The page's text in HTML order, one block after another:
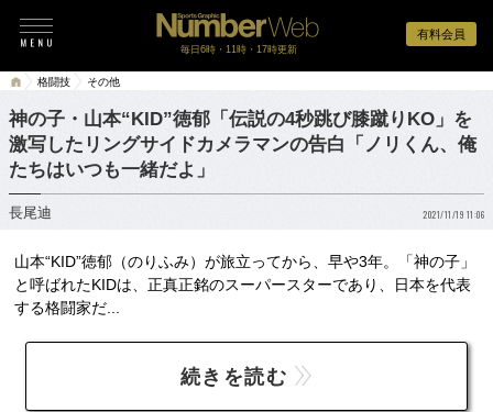
有料会員
毎日6時・11時・17時更新
格闘技 その他
神の子・山本“KID”徳郁「伝説の4秒跳び膝蹴りKO」を
激写したリングサイドカメラマンの告白「ノリくん、俺
たちはいつも一緒だよ」
長尾迪 2021/11/19 11:06
山本“KID”徳郁（のりふみ）が旅立ってから、早や3年。「神の子」
と呼ばれたKIDは、正真正銘のスーパースターであり、日本を代表
する格闘家だ...
続きを読む